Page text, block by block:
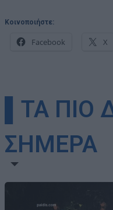
Κοινοποιήστε:
Facebook X
▌ΤΑ
ΣΗΜΕΡΑ